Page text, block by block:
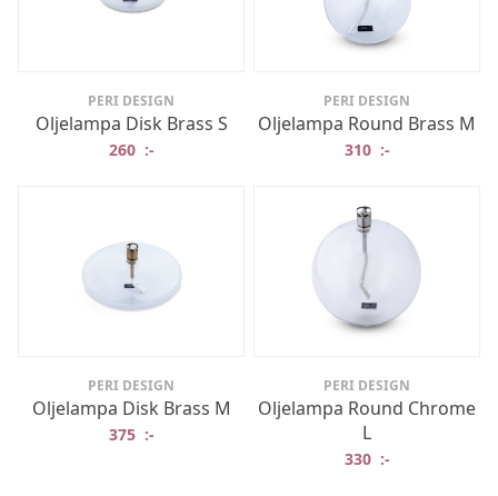
PERI DESIGN
Oljelampa Disk Brass S
260 :-
PERI DESIGN
Oljelampa Round Brass M
310 :-
PERI DESIGN
Oljelampa Disk Brass M
375 :-
PERI DESIGN
Oljelampa Round Chrome
L
330 :-